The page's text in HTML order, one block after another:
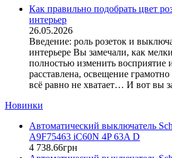
DKC (Украина)
Dyness (Китай)
E.NEXT (Украина)
EAE Electric
Eastron (Китай)
Eaton (США)
ElectrO (Украина)
EON (Таиланд)
ETI (Словения)
ETREL (Словения)
Как правильно подобрать цвет
интерьер
26.05.2026
Введение: роль розеток и
интерьере Вы замечали, как
полностью изменить восприятие
расставлена, освещение
всё равно не хватает… И вот вы
Новинки
Автоматический выключатель
A9F75463 iC60N 4P 63A D
4 738.66грн